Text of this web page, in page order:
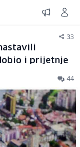
33
i prijetnje
44